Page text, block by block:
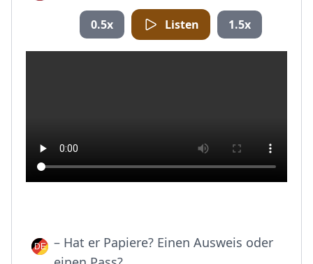
0.5x Listen 1.5x
– Hat er Papiere? Einen Ausweis oder